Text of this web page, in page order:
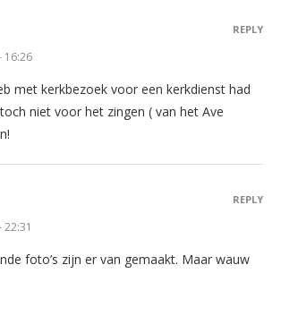
16:26
met kerkbezoek voor een kerkdienst had
niet voor het zingen ( van het Ave
REPLY
foto’s zijn er van gemaakt. Maar wauw
REPLY